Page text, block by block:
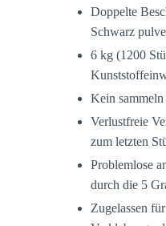
Doppelte
Schwarz
6 kg (1200
Kein
Verlustfreie
zum letzten
Problemlose
durch die 5
Zugelassen